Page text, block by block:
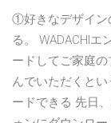
①好きなデザイン
る。 WADACHIエ
ードしてご家庭
んでいただくと
ードできる 先日